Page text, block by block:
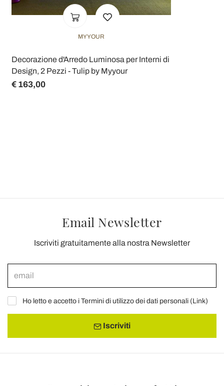
MYYOUR
Decorazione d'Arredo Luminosa per Interni di
Design, 2 Pezzi - Tulip by Myyour
€ 163,00
Email Newsletter
Iscriviti gratuitamente alla nostra Newsletter
Ho letto e accetto i Termini di utilizzo dei dati personali (Link)
Iscriviti